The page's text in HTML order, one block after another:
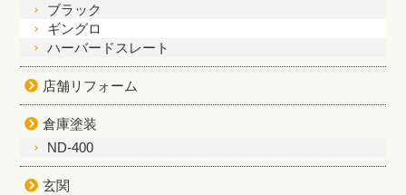
ブラック
ギングロ
ハーバードスレート
店舗リフォーム
倉庫塗装
ND-400
玄関